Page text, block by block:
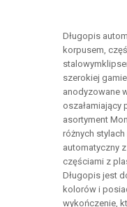
Długopis
korpusem,
szerokiej
anodyzowane
oszałamiający
asortyment
różnych
automatyczny
częściami z
Długopis jest
kolorów i
wykończenie,